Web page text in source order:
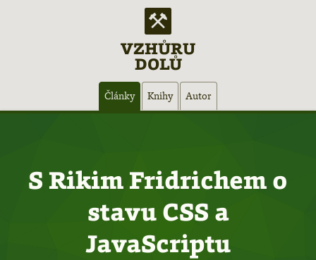
VZHŮRU
DOLŮ
Články Knihy Autor
S Rikim Fridrichem o
stavu CSS a
JavaScriptu